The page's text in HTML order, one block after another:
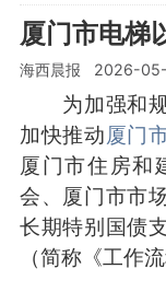
厦门市电梯
海西晨报 2026-
为加强和规
加快推动厦门
厦门市住房和
会、厦门市市
长期特别国债
（简称《工作